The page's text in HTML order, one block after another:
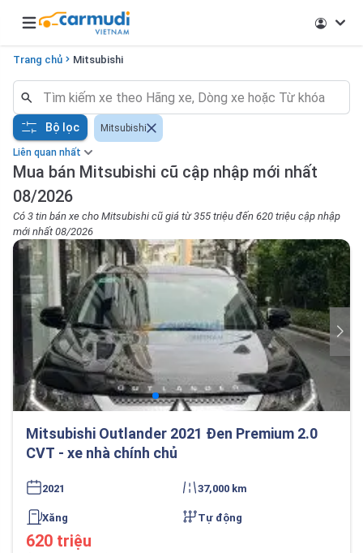
Open main menu
Trang chủ Mitsubishi
Liên quan nhất
Mua bán Mitsubishi cũ cập nhập mới nhất
08/2026
Có 3 tin bán xe cho Mitsubishi cũ giá từ 355 triệu đến 620 triệu cập nhập
mới nhất 08/2026
Bộ lọc Mitsubishi
Mitsubishi Outlander 2021 Đen Premium 2.0
CVT - xe nhà chính chủ
2021 37,000 km
Xăng Tự động
620 triệu